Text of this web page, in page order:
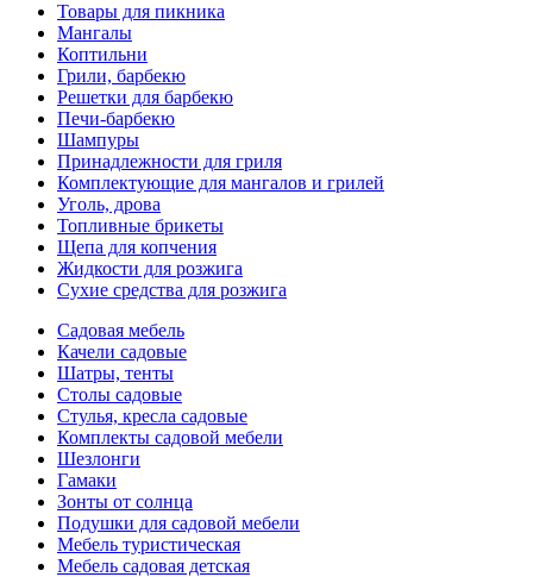
Товары для пикника
Мангалы
Коптильни
Грили, барбекю
Решетки для барбекю
Печи-барбекю
Шампуры
Принадлежности для гриля
Комплектующие для мангалов и грилей
Уголь, дрова
Топливные брикеты
Щепа для копчения
Жидкости для розжига
Сухие средства для розжига
Садовая мебель
Качели садовые
Шатры, тенты
Столы садовые
Стулья, кресла садовые
Комплекты садовой мебели
Шезлонги
Гамаки
Зонты от солнца
Подушки для садовой мебели
Мебель туристическая
Мебель садовая детская